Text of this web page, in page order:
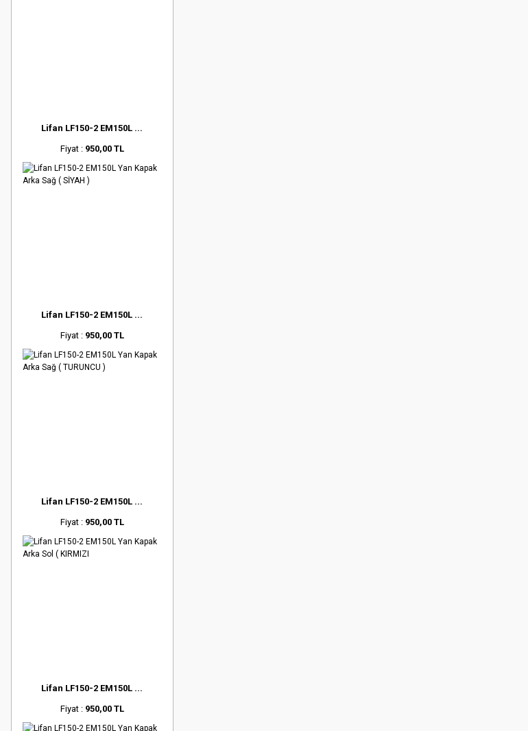
Lifan LF150-2 EM150L ...
Fiyat : 950,00 TL
Lifan LF150-2 EM150L ...
Fiyat : 950,00 TL
Lifan LF150-2 EM150L ...
Fiyat : 950,00 TL
Lifan LF150-2 EM150L ...
Fiyat : 950,00 TL